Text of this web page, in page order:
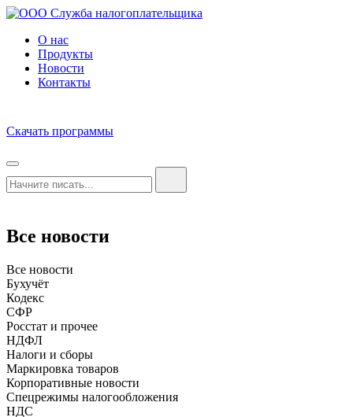
О нас
Продукты
Новости
Контакты
Скачать программы
Все новости
Все новости
Бухучёт
Кодекс
СФР
Росстат и прочее
НДФЛ
Налоги и сборы
Маркировка товаров
Корпоративные новости
Спецрежимы налогообложения
НДС